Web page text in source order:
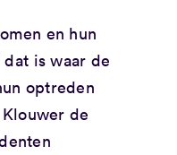
en hun
is waar de
optreden
de